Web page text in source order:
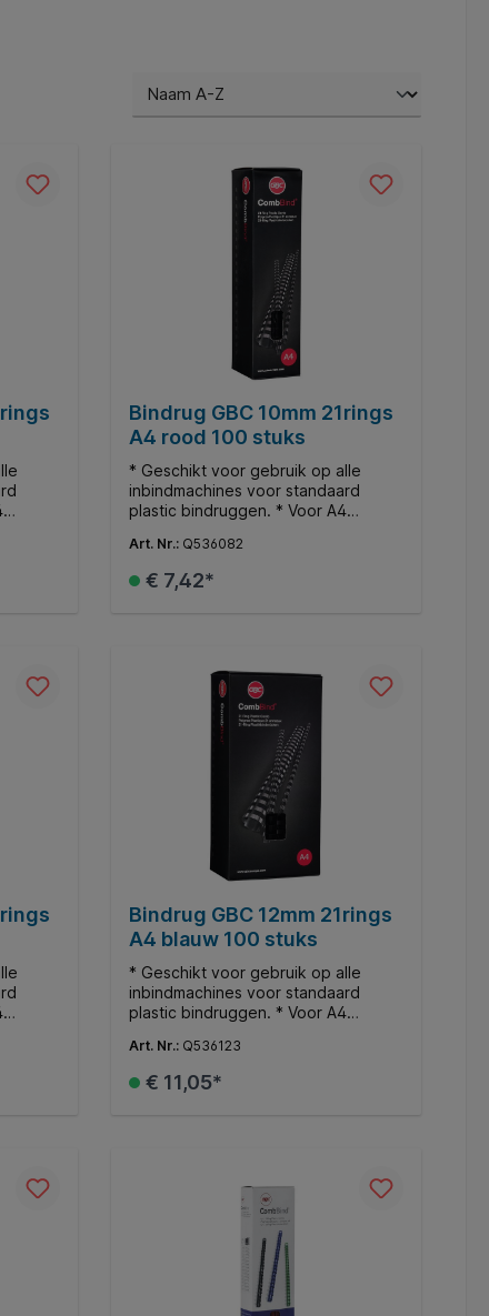
Bindrug GBC 10mm 21rings
A4 rood 100 stuks
* Geschikt voor gebruik op alle
inbindmachines voor standaard
plastic bindruggen. * Voor A4
65 vellen.
Art. Nr.: Q536082
€ 7,42*
Bindrug GBC 12mm 21rings
A4 blauw 100 stuks
* Geschikt voor gebruik op alle
inbindmachines voor standaard
plastic bindruggen. * Voor A4
95 vellen.
Art. Nr.: Q536123
€ 11,05*